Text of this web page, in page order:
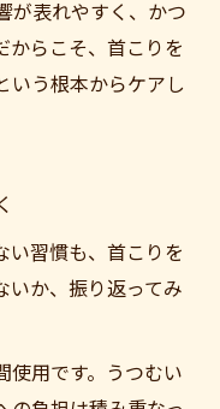
が表れやすく、かつ
からこそ、首こりを
いう根本からケアし
い習慣も、首こりを
いか、振り返ってみ
使用です。うつむい